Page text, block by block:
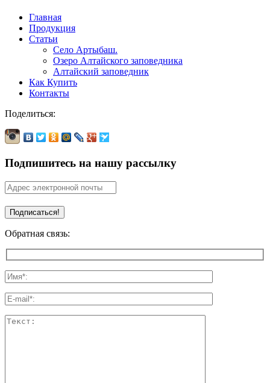
Главная
Продукция
Статьи
Село Артыбаш.
Озеро Алтайского заповедника
Алтайский заповедник
Как Купить
Контакты
Поделиться:
Подпишитесь на нашу рассылку
Обратная связь: